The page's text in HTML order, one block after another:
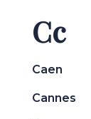
Cc
Caen
Cannes